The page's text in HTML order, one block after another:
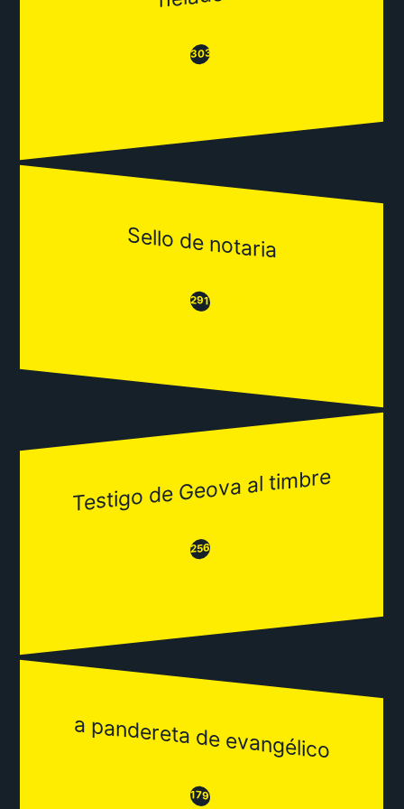
😒303😂
Sello de notaria
😒291😂
Testigo de Geova al timbre
😒256😂
a pandereta de evangélico
😒179😂